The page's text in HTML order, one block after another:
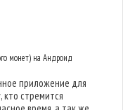
монет) на Андроид
приложение для
кто стремится